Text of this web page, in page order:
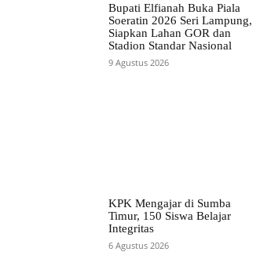
Bupati Elfianah Buka Piala
Soeratin 2026 Seri Lampung,
Siapkan Lahan GOR dan
Stadion Standar Nasional
9 Agustus 2026
KPK Mengajar di Sumba
Timur, 150 Siswa Belajar
Integritas
6 Agustus 2026